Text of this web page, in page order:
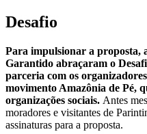
Desafio
Para impulsionar a proposta,
Garantido abraçaram o
parceria com os
movimento Amazônia de Pé,
organizações sociais. Antes
moradores e visitantes de
assinaturas para a proposta.